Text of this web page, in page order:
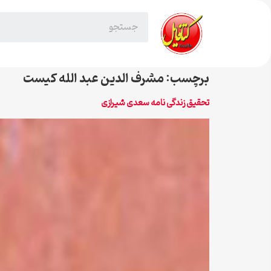
برچسب:مشرف الدین عبد الله کیست
تحقیق زندگی نامه سعدی شیرازی